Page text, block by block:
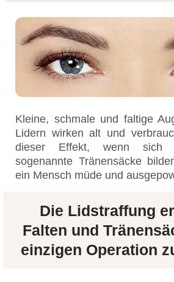
Kleine, schmale und faltige
Lidern wirken alt und
dieser Effekt, wenn sich
sogenannte Tränensäcke
ein Mensch müde und
Die Lidstraffung
Falten und
einzigen Operation